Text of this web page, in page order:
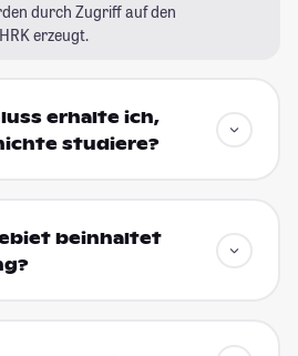
durch Zugriff auf den
erzeugt.
erhalte ich,
studiere?
beinhaltet